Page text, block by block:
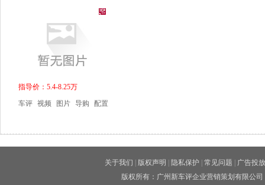
指导价：5.4-8.25万
车评 视频 图片 导购 配置
关于我们 版权声明 隐私保护 常见问题
广告投放
版权所有：广州新车评企业营销策划有限公